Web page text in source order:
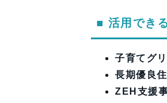
■ 活用でき
子育てグ
長期優良
ZEH支援